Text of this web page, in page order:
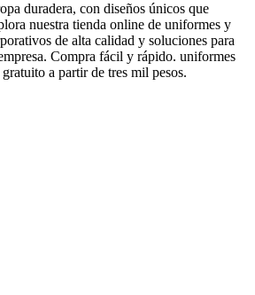
duradera, con diseños únicos que
nuestra tienda online de uniformes y
de alta calidad y soluciones para
Compra fácil y rápido. uniformes
a partir de tres mil pesos.